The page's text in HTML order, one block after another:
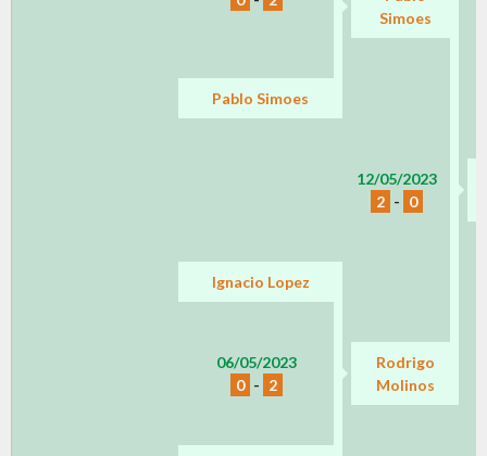
Simoes
12/05/2023
2 - 0
Pablo Simoes
Ignacio Lopez
06/05/2023
0 - 2
Rodrigo
Molinos